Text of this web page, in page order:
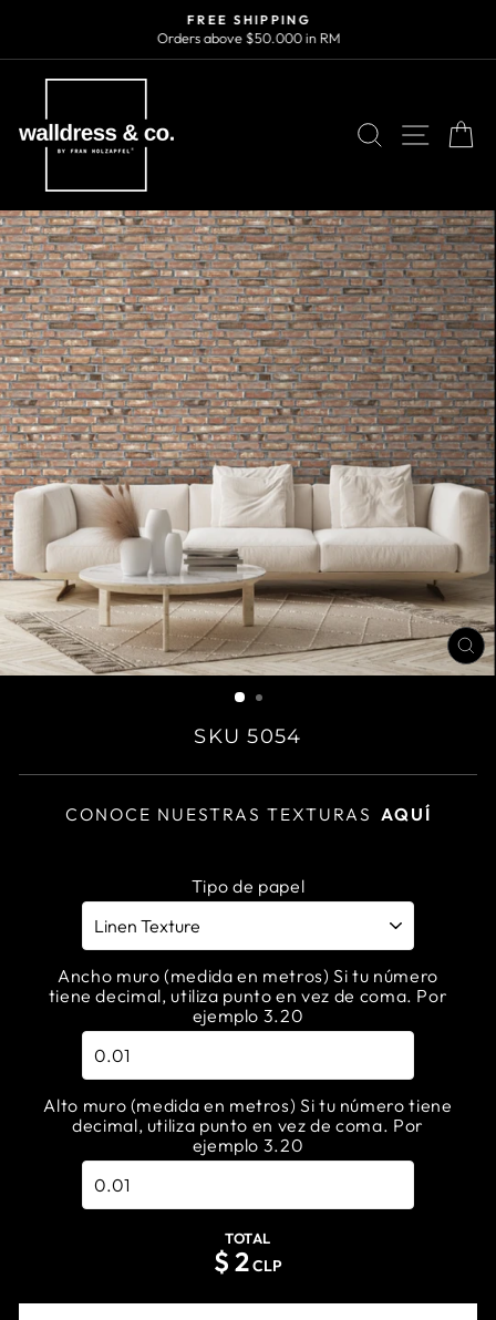
content
Pause
FREE SHIPPING
Orders above $50.000 in RM
SEARCHSITE
SKU 5054
CONOCE NUESTRAS TEXTURAS AQUÍ
Tipo de papel
Ancho muro (medida en metros) Si tu número
tiene decimal, utiliza punto en vez de coma. Por
ejemplo 3.20
Alto muro (medida en metros) Si tu número tiene
decimal, utiliza punto en vez de coma. Por
ejemplo 3.20
TOTAL
$ 2CLP